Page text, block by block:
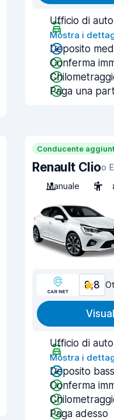
Ufficio di
Mostra i
Deposito
Conferma
Paga una
Conducente
Renault Clioo
Manuale
5
8,8
Ufficio di
Mostra i
Deposito
Conferma
Paga adesso